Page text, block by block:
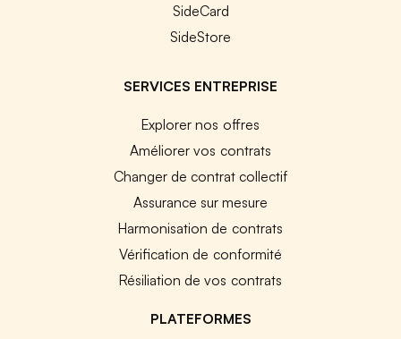
SideCard
SideStore
SERVICES ENTREPRISE
Explorer nos offres
Améliorer vos contrats
Changer de contrat collectif
Assurance sur mesure
Harmonisation de contrats
Vérification de conformité
Résiliation de vos contrats
PLATEFORMES